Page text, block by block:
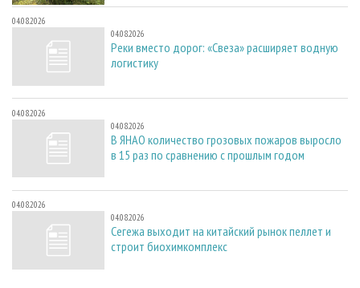
04.08.2026
04.08.2026
Реки вместо дорог: «Свеза» расширяет водную
логистику
04.08.2026
04.08.2026
В ЯНАО количество грозовых пожаров выросло
в 15 раз по сравнению с прошлым годом
04.08.2026
04.08.2026
Сегежа выходит на китайский рынок пеллет и
строит биохимкомплекс